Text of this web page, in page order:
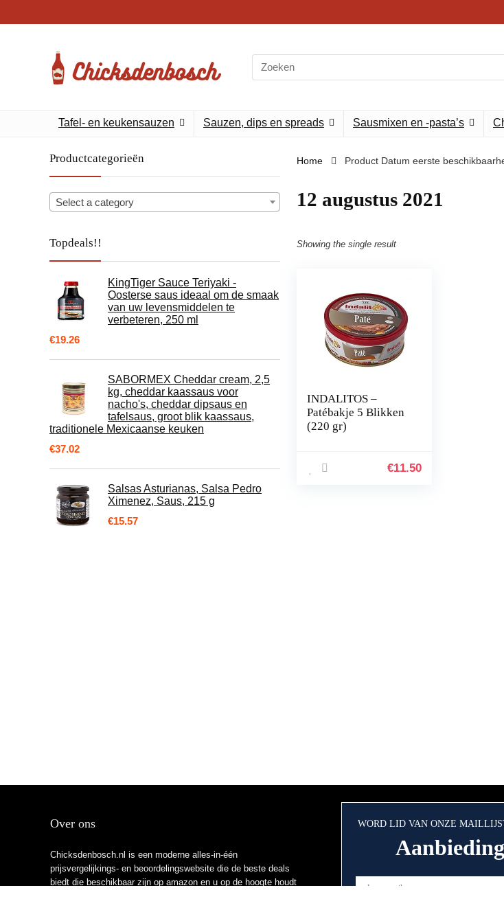
Search
for:
Tafel- en keukensauzen Sauzen, dips en spreads Sausmixen en -pasta’s
Productcategorieën
Select a category
Topdeals!!
KingTiger Sauce Teriyaki -
Oosterse saus ideaal om de smaak
van uw levensmiddelen te
verbeteren, 250 ml
€19.26
SABORMEX Cheddar cream, 2,5
kg, cheddar kaassaus voor
nacho's, cheddar dipsaus en
tafelsaus, groot blik kaassaus,
traditionele Mexicaanse keuken
€37.02
Salsas Asturianas, Salsa Pedro
Ximenez, Saus, 215 g
€15.57
Home Product Datum eerste
12 augustus 2021
Showing the single result
INDALITOS –
Patébakje 5 Blikken
(220 gr)
€11.50
Over ons
Chicksdenbosch.nl is een moderne alles-in-één
prijsvergelijkings- en beoordelingswebsite die de beste deals
biedt die beschikbaar zijn op amazon en u op de hoogte houdt
WORD LID VAN ONZE